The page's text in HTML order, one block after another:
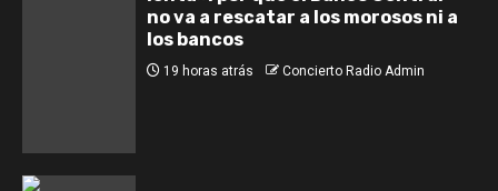
no va a rescatar a los morosos ni a
los bancos
19 horas atrás Concierto Radio Admin